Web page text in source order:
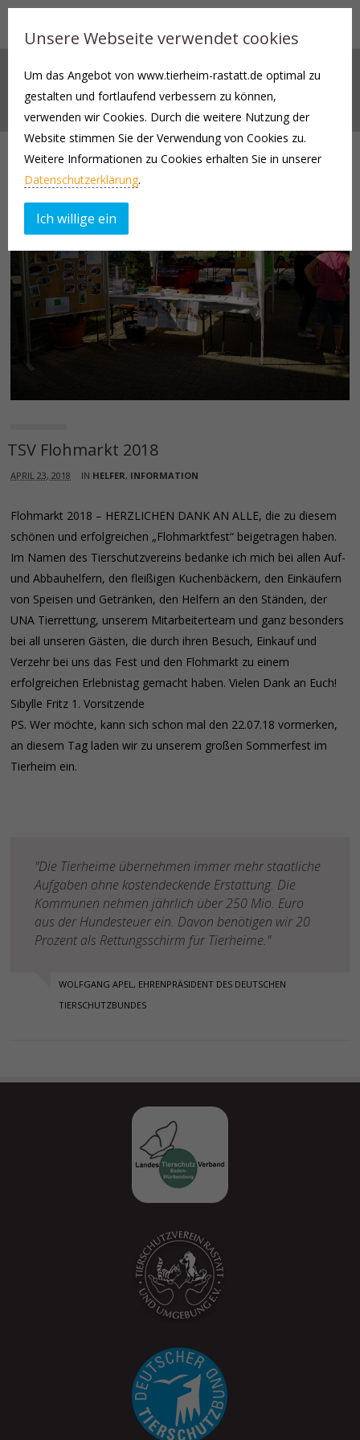
AKTUELLES
TSV Flohmarkt 2018
APRIL 23, 2018 IN HELFER, INFORMATION
Flohmarkt 2018 – HERZLICHEN DANK AN ALLE, die zu diesem
schönen und erfolgreichen „Flohmarktfest“ beigetragen haben.
Im Namen des Tierschutzvereins bedanke ich mich bei allen Auf-
und Abbauhelfern, den fleißigen Kuchenbäckern, den Einkäufern
von Speisen und Getränken, den Helfern an den Ständen, der
UNA Tierrettung, unserem Mitarbeiterteam und ganz besonders
bei all unseren Gästen, die durch ihren Besuch, Einkauf und
Verzehr bei uns das Fest und den Flohmarkt zu einem
erfolgreichen Erlebnistag gemacht haben. Vielen Dank an Euch!
Sibylle Fritz 1. Vorsitzende
PS. Wer möchte, kann sich schon mal den 22.07.18 vormerken,
an diesem Tag laden wir zu unserem großen Sommerfest im
Tierheim ein.
"Die Tierheime übernehmen immer mehr staatliche
Aufgaben ohne kostendeckende Erstattung. Die
Kommunen nehmen jährlich über 250 Mio. Euro
aus der Hundesteuer ein. Davon benötigen wir 20
Prozent als Rettungsschirm für Tierheime."
WOLFGANG APEL, EHRENPRÄSIDENT DES DEUTSCHEN
TIERSCHUTZBUNDES
Unsere Webseite verwendet cookies
Um das Angebot von www.tierheim-rastatt.de optimal zu
gestalten und fortlaufend verbessern zu können,
verwenden wir Cookies. Durch die weitere Nutzung der
Website stimmen Sie der Verwendung von Cookies zu.
Weitere Informationen zu Cookies erhalten Sie in unserer
Datenschutzerklärung.
Ich willige ein